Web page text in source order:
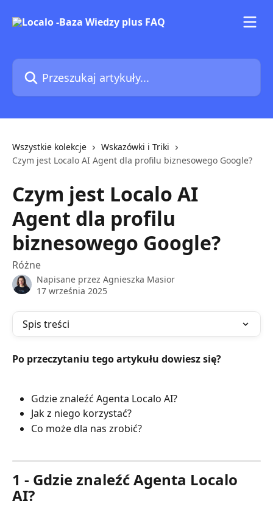
Przeszukaj artykuły...
Wszystkie kolekcje
Wskazówki i Triki
Czym jest Localo AI Agent dla profilu biznesowego Google?
Czym jest Localo AI
Agent dla profilu
biznesowego Google?
Różne
Napisane przez Agnieszka Masior
17 września 2025
Spis treści
Po przeczytaniu tego artykułu dowiesz się?
Gdzie znaleźć Agenta Localo AI?
Jak z niego korzystać?
Co może dla nas zrobić?
1 - Gdzie znaleźć Agenta Localo
AI?